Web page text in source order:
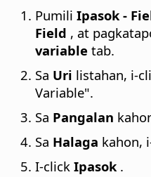
Pumili Ipasok -
Field , at
variable tab.
Sa Uri listahan, i-
Variable".
Sa Pangalan
Sa Halaga kahon,
I-click Ipasok .